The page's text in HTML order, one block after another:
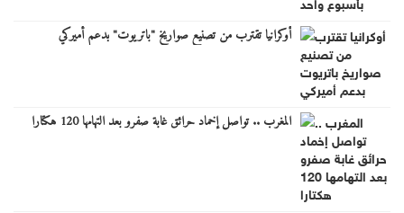
أوكرانيا تقترب من تصنيع صواريخ "باتريوت" بدعم أميركي
المغرب .. تواصل إخماد حرائق غابة صفرو بعد التهامها 120 هكتارا